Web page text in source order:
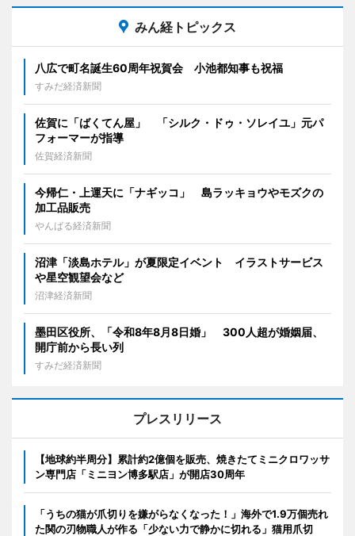
みん経トピックス
八広で町名誕生60周年祝賀会 小池都知事も祝福
すみだ経済新聞
佐賀に「ばくてん屋」 「シルク・ドゥ・ソレイユ」元パ
フォーマーが指導
佐賀経済新聞
今帰仁・上運天に「ナギッコ」 島ラッキョウやモズクの
加工品販売
やんばる経済新聞
沼津「淡島ホテル」が夏限定イベント イラストサービス
や星空観望会など
沼津経済新聞
墨田区役所、「令和8年8月8日婚」 300人超が婚姻届、
開庁前から長い列
すみだ経済新聞
プレスリリース
【地球約半周分】累計約2億個を販売、焼きたてミニクロワッサ
ン専門店「ミニヨン博多駅店」が開店30周年
「うちの猫が爪切りを嫌がらなくなった！」海外で1.9万個売れ
た関の刃物職人が作る「少ない力で静かに切れる」猫用爪切